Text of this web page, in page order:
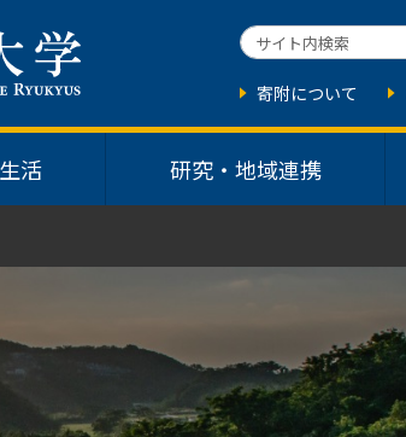
活 研究・地域連携
寄附について